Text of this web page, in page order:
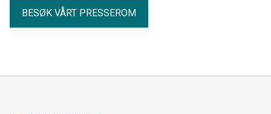
BESØK VÅRT PRESSEROM